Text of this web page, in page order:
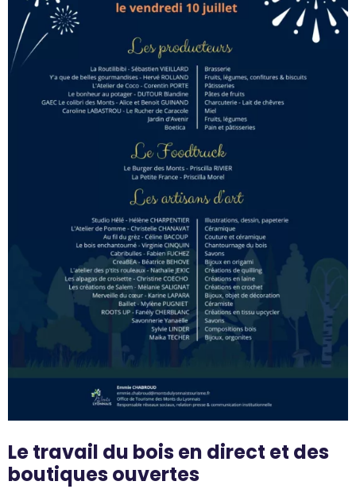
Le travail du bois en direct et des
boutiques ouvertes